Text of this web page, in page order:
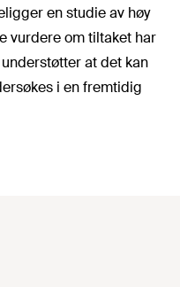
en studie av høy
vurdere om tiltaket har
at det kan
i en fremtidig